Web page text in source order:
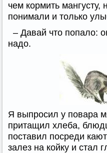
чем кормить мангусту,
понимали и только
– Давай что попало:
надо.
Я выпросил у повара
притащил хлеба,
поставил посреди
залез на койку и стал